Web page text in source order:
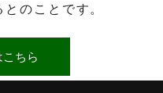
のことです。
ちら